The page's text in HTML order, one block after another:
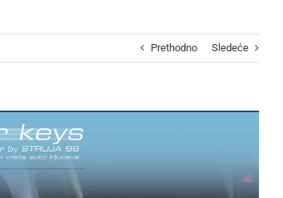
Prethodno Sledeće